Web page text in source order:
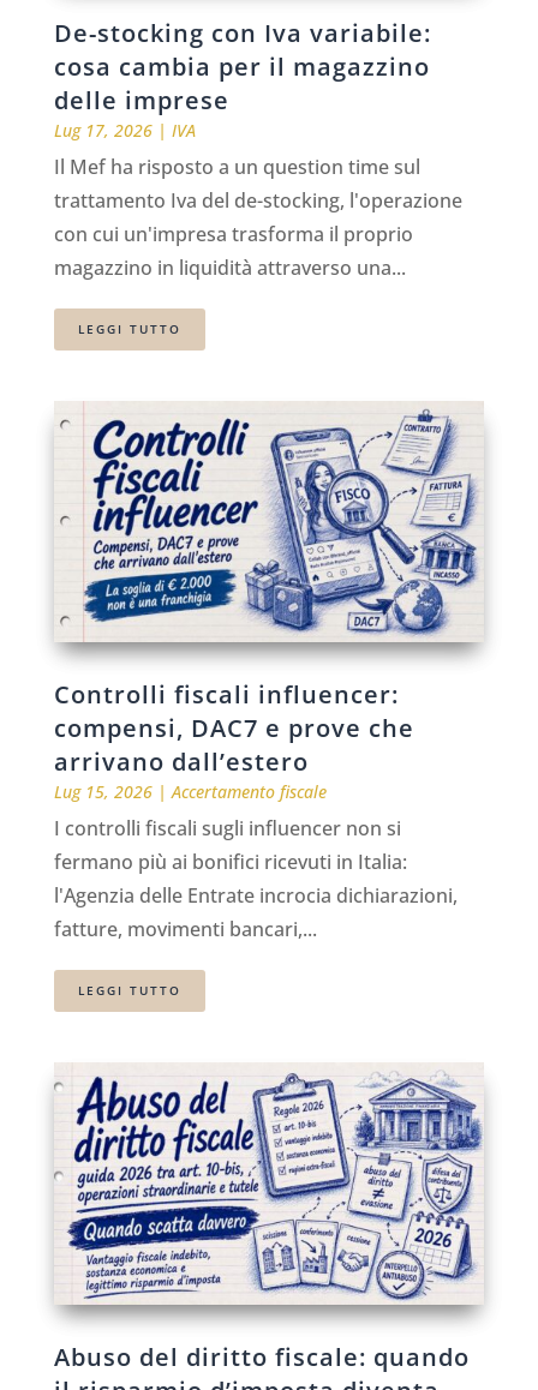
De-stocking con Iva variabile:
cosa cambia per il magazzino
delle imprese
Lug 17, 2026| IVA
Il Mef ha risposto a un question time sul
trattamento Iva del de-stocking, l'operazione
con cui un'impresa trasforma il proprio
magazzino in liquidità attraverso una...
LEGGI TUTTO
Controlli fiscali influencer:
compensi, DAC7 e prove che
arrivano dall’estero
Lug 15, 2026|Accertamento fiscale
I controlli fiscali sugli influencer non si
fermano più ai bonifici ricevuti in Italia:
l'Agenzia delle Entrate incrocia dichiarazioni,
fatture, movimenti bancari,...
LEGGI TUTTO
Abuso del diritto fiscale: quando